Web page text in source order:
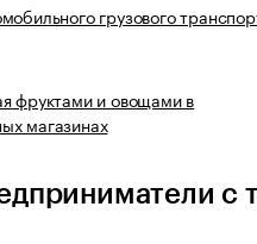
грузового
фруктами и овощами в
магазинах
с